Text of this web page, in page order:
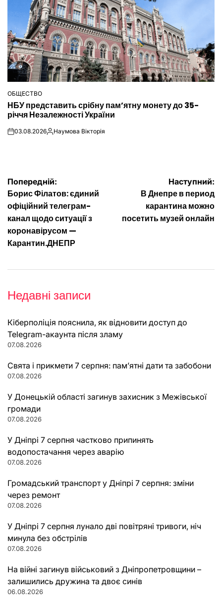
ОПУБЛІКУВАТИ
У
ОБЩЕСТВО
НБУ представить срібну пам’ятну монету до 35-
річчя Незалежності України
on03.08.2026Опубліковано
Наумова Вікторія
Навігація
записів
Попередній:
Борис Філатов: єдиний
офіційний телеграм-
канал щодо ситуації з
коронавірусом —
Карантин.ДНЕПР
Наступний:
В Днепре в период
карантина можно
посетить музей онлайн
Недавні записи
Кіберполіція пояснила, як відновити доступ до
Telegram-акаунта після зламу
07.08.2026
Свята і прикмети 7 серпня: пам’ятні дати та забобони
07.08.2026
У Донецькій області загинув захисник з Межівської
громади
07.08.2026
У Дніпрі 7 серпня частково припинять
водопостачання через аварію
07.08.2026
Громадський транспорт у Дніпрі 7 серпня: зміни
через ремонт
07.08.2026
У Дніпрі 7 серпня лунало дві повітряні тривоги, ніч
минула без обстрілів
07.08.2026
На війні загинув військовий з Дніпропетровщини –
залишились дружина та двоє синів
06.08.2026